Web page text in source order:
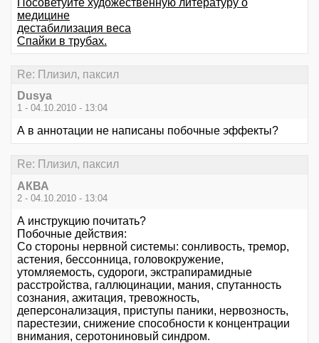
медицине
дестабилизация веса
Спайки в трубах.
Re: Плизил, паксил
Dusya
1 - 04.10.2010 - 13:04
А в аннотации не написаны побочные эффекты?
Re: Плизил, паксил
АКВА
2 - 04.10.2010 - 13:04
А инструкцию почитать?
Побочные действия:
Со стороны нервной системы: сонливость, тремор,
астения, бессонница, головокружение,
утомляемость, судороги, экстрапирамидные
расстройства, галлюцинации, мания, спутанность
сознания, ажитация, тревожность,
деперсонализация, приступы паники, нервозность,
парестезии, снижение способности к концентрации
внимания, серотониновый синдром.